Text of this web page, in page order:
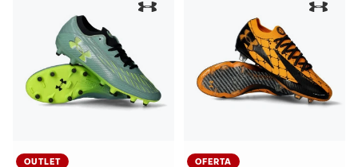
OUTLET OFERTA